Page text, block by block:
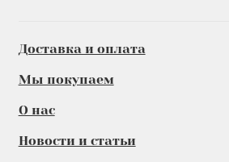
Доставка и оплата
Мы покупаем
О нас
Новости и статьи